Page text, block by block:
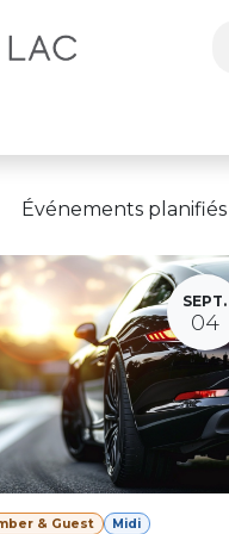
Événements planifiés
SEPT.
04
& Guest
Midi